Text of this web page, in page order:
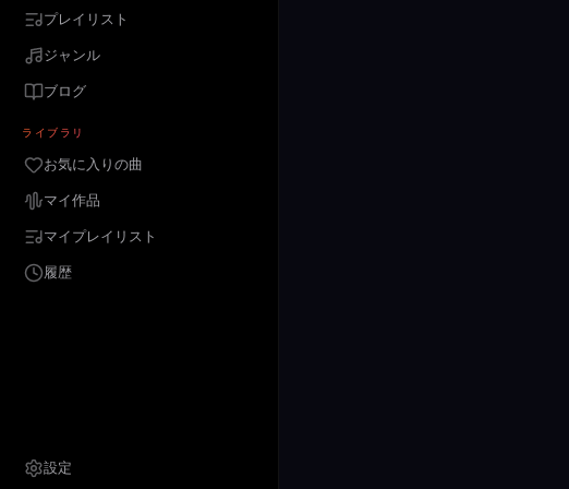
プレイリスト
ジャンル
ブログ
ライブラリ
お気に入りの曲
マイ作品
マイプレイリスト
履歴
設定